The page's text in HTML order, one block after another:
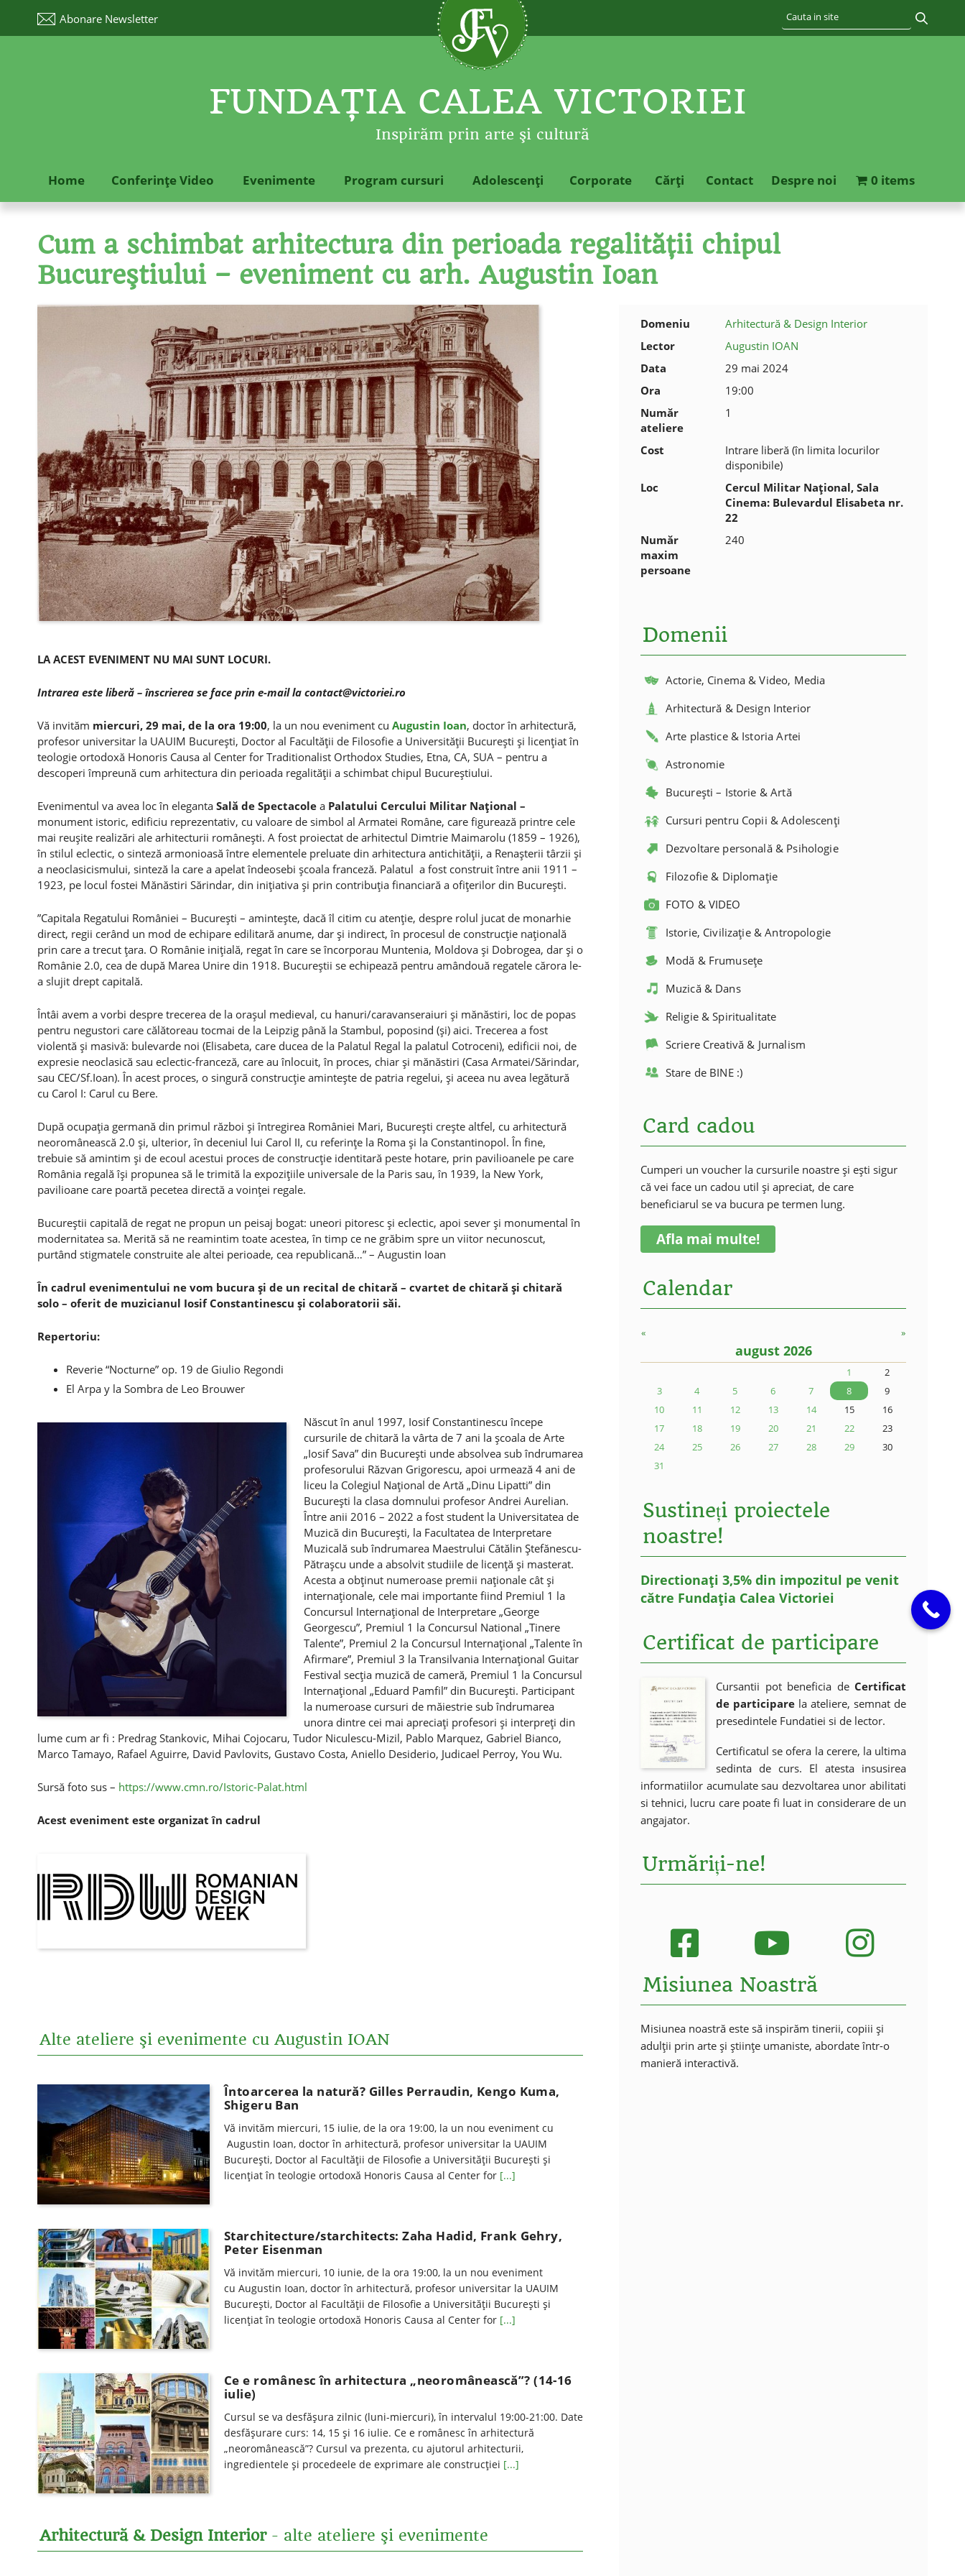
Abonare Newsletter
FUNDAŢIA CALEA VICTORIEI
Inspirăm prin arte şi cultură
Home Conferinţe Video Evenimente Program cursuri Adolescenţi Corporate Cărţi Contact Despre noi 0 items
Cum a schimbat arhitectura din perioada regalităţii chipul
Bucureştiului – eveniment cu arh. Augustin Ioan
LA ACEST EVENIMENT NU MAI SUNT LOCURI.
Intrarea este liberă – înscrierea se face prin e-mail la contact@victoriei.ro
Vă invităm miercuri, 29 mai, de la ora 19:00, la un nou eveniment cu Augustin Ioan, doctor în arhitectură,
profesor universitar la UAUIM Bucureşti, Doctor al Facultăţii de Filosofie a Universităţii Bucureşti şi licenţiat în
teologie ortodoxă Honoris Causa al Center for Traditionalist Orthodox Studies, Etna, CA, SUA – pentru a
descoperi împreună cum arhitectura din perioada regalităţii a schimbat chipul Bucureştiului.
Evenimentul va avea loc în eleganta Sală de Spectacole a Palatului Cercului Militar Naţional –
monument istoric, edificiu reprezentativ, cu valoare de simbol al Armatei Române, care figurează printre cele
mai reuşite realizări ale arhitecturii româneşti. A fost proiectat de arhitectul Dimtrie Maimarolu (1859 – 1926),
în stilul eclectic, o sinteză armonioasă între elementele preluate din arhitectura antichităţii, a Renaşterii târzii şi
a neoclasicismului, sinteză la care a apelat îndeosebi şcoala franceză. Palatul a fost construit între anii 1911 –
1923, pe locul fostei Mănăstiri Sărindar, din iniţiativa şi prin contribuţia financiară a ofiţerilor din Bucureşti.
”Capitala Regatului României – Bucureşti – aminteşte, dacă îl citim cu atenţie, despre rolul jucat de monarhie
direct, regii cerând un mod de echipare edilitară anume, dar şi indirect, în procesul de construcţie naţională
prin care a trecut ţara. O Românie iniţială, regat în care se încorporau Muntenia, Moldova şi Dobrogea, dar şi o
Românie 2.0, cea de după Marea Unire din 1918. Bucureştii se echipează pentru amândouă regatele cărora le-
a slujit drept capitală.
Întâi avem a vorbi despre trecerea de la oraşul medieval, cu hanuri/caravanseraiuri şi mănăstiri, loc de popas
pentru negustori care călătoreau tocmai de la Leipzig până la Stambul, poposind (şi) aici. Trecerea a fost
violentă şi masivă: bulevarde noi (Elisabeta, care ducea de la Palatul Regal la palatul Cotroceni), edificii noi, de
expresie neoclasică sau eclectic-franceză, care au înlocuit, în proces, chiar şi mănăstiri (Casa Armatei/Sărindar,
sau CEC/Sf.Ioan). În acest proces, o singură construcţie aminteşte de patria regelui, şi aceea nu avea legătură
cu Carol I: Carul cu Bere.
După ocupaţia germană din primul război şi întregirea României Mari, Bucureşti creşte altfel, cu arhitectură
neoromânească 2.0 şi, ulterior, în deceniul lui Carol II, cu referinţe la Roma şi la Constantinopol. În fine,
trebuie să amintim şi de ecoul acestui proces de construcţie identitară peste hotare, prin pavilioanele pe care
România regală îşi propunea să le trimită la expoziţiile universale de la Paris sau, în 1939, la New York,
pavilioane care poartă pecetea directă a voinţei regale.
Bucureştii capitală de regat ne propun un peisaj bogat: uneori pitoresc şi eclectic, apoi sever şi monumental în
modernitatea sa. Merită să ne reamintim toate acestea, în timp ce ne grăbim spre un viitor necunoscut,
purtând stigmatele construite ale altei perioade, cea republicană…” – Augustin Ioan
În cadrul evenimentului ne vom bucura şi de un recital de chitară – cvartet de chitară şi chitară
solo – oferit de muzicianul Iosif Constantinescu şi colaboratorii săi.
Repertoriu:
Reverie “Nocturne” op. 19 de Giulio Regondi
El Arpa y la Sombra de Leo Brouwer
Născut în anul 1997, Iosif Constantinescu începe
cursurile de chitară la vârta de 7 ani la şcoala de Arte
„Iosif Sava” din Bucureşti unde absolvea sub îndrumarea
profesorului Răzvan Grigorescu, apoi urmează 4 ani de
liceu la Colegiul Naţional de Artă „Dinu Lipatti” din
Bucureşti la clasa domnului profesor Andrei Aurelian.
Între anii 2016 – 2022 a fost student la Universitatea de
Muzică din Bucureşti, la Facultatea de Interpretare
Muzicală sub îndrumarea Maestrului Cătălin Ştefănescu-
Pătraşcu unde a absolvit studiile de licenţă şi masterat.
Acesta a obţinut numeroase premii naţionale cât şi
internaţionale, cele mai importante fiind Premiul 1 la
Concursul Internaţional de Interpretare „George
Georgescu”, Premiul 1 la Concursul National „Tinere
Talente”, Premiul 2 la Concursul Internaţional „Talente în
Afirmare”, Premiul 3 la Transilvania Internaţional Guitar
Festival secţia muzică de cameră, Premiul 1 la Concursul
Internaţional „Eduard Pamfil” din Bucureşti. Participant
la numeroase cursuri de măiestrie sub îndrumarea
unora dintre cei mai apreciaţi profesori şi interpreţi din
lume cum ar fi : Predrag Stankovic, Mihai Cojocaru, Tudor Niculescu-Mizil, Pablo Marquez, Gabriel Bianco,
Marco Tamayo, Rafael Aguirre, David Pavlovits, Gustavo Costa, Aniello Desiderio, Judicael Perroy, You Wu.
Sursă foto sus – https://www.cmn.ro/Istoric-Palat.html
Acest eveniment este organizat în cadrul
Alte ateliere şi evenimente cu Augustin IOAN
Întoarcerea la natură? Gilles Perraudin, Kengo Kuma,
Shigeru Ban
Vă invităm miercuri, 15 iulie, de la ora 19:00, la un nou eveniment cu
Augustin Ioan, doctor în arhitectură, profesor universitar la UAUIM
Bucureşti, Doctor al Facultăţii de Filosofie a Universităţii Bucureşti şi
licenţiat în teologie ortodoxă Honoris Causa al Center for [...]
Starchitecture/starchitects: Zaha Hadid, Frank Gehry,
Peter Eisenman
Vă invităm miercuri, 10 iunie, de la ora 19:00, la un nou eveniment
cu Augustin Ioan, doctor în arhitectură, profesor universitar la UAUIM
Bucureşti, Doctor al Facultăţii de Filosofie a Universităţii Bucureşti şi
licenţiat în teologie ortodoxă Honoris Causa al Center for [...]
Ce e românesc în arhitectura „neoromânească”? (14-16
iulie)
Cursul se va desfăşura zilnic (luni-miercuri), în intervalul 19:00-21:00. Date
desfăşurare curs: 14, 15 şi 16 iulie. Ce e românesc în arhitectură
„neoromânească”? Cursul va prezenta, cu ajutorul arhitecturii,
ingredientele și procedeele de exprimare ale construcției [...]
Arhitectură & Design Interior- alte ateliere şi evenimente
Domeniu
Arhitectură & Design Interior
Lector
Augustin IOAN
Data
29 mai 2024
Ora
19:00
Număr
ateliere
1
Cost
Intrare liberă (în limita locurilor
disponibile)
Loc
Cercul Militar Național, Sala
Cinema: Bulevardul Elisabeta nr.
22
Număr
maxim
persoane
240
Domenii
Actorie, Cinema & Video, Media
Arhitectură & Design Interior
Arte plastice & Istoria Artei
Astronomie
București – Istorie & Artă
Cursuri pentru Copii & Adolescenți
Dezvoltare personală & Psihologie
Filozofie & Diplomație
FOTO & VIDEO
Istorie, Civilizație & Antropologie
Modă & Frumusețe
Muzică & Dans
Religie & Spiritualitate
Scriere Creativă & Jurnalism
Stare de BINE :)
Card cadou
Cumperi un voucher la cursurile noastre și ești sigur
că vei face un cadou util și apreciat, de care
beneficiarul se va bucura pe termen lung.
Afla mai multe!
Calendar
« »
august 2026
1
2
3
4 5 6 7 8
9
10
11 12 13 14 15
16
17
18 19 20 21 22
23
24
25 26 27 28 29
30
31
Sustineți proiectele
noastre!
Directionați 3,5% din impozitul pe venit
către Fundația Calea Victoriei
Certificat de participare
Cursantii pot beneficia de Certificat
de participare la ateliere, semnat de
presedintele Fundatiei si de lector.
Certificatul se ofera la cerere, la ultima
sedinta de curs. El atesta insusirea
informatiilor acumulate sau dezvoltarea unor abilitati
si tehnici, lucru care poate fi luat in considerare de un
angajator.
Urmăriți-ne!
Misiunea Noastră
Misiunea noastră este să inspirăm tinerii, copiii și
adulții prin arte și științe umaniste, abordate într-o
manieră interactivă.